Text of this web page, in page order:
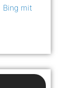
Bing mit